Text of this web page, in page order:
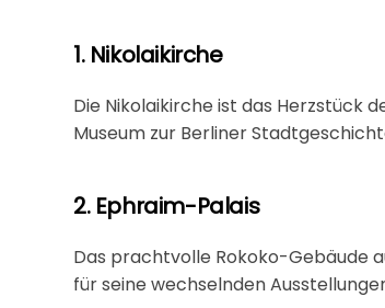
1. Nikolaikirche
Die Nikolaikirche ist das Herzstück
Museum zur Berliner
2. Ephraim-Palais
Das prachtvolle Rokoko-Gebäude
für seine wechselnden